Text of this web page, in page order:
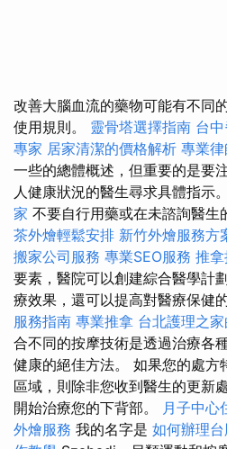
改善大腦血流的藥物可能有不同
使用規則。 靈骨塔選擇指南 台
專家 居家清潔的價格解析 專業
一些的總體概述，但重要的是要
人健康狀況的醫生尋求具體指示。
家 不要自行用藥或在未諮詢醫生
茶外燴輕鬆安排 新竹外燴服務方
搬家公司服務 專業SEO服務 推
要素，醫院可以創建綜合醫學計
療效果，還可以提高對醫療保健
服務指南 專業推拿 台北護理之
合不同的按摩技術是透過治療各
健康的絕佳方法。 如果您的處方
區域，則除非您收到醫生的更新
開始治療您的下背部。 月子中心
外燴服務 我的名字是 如何辦理